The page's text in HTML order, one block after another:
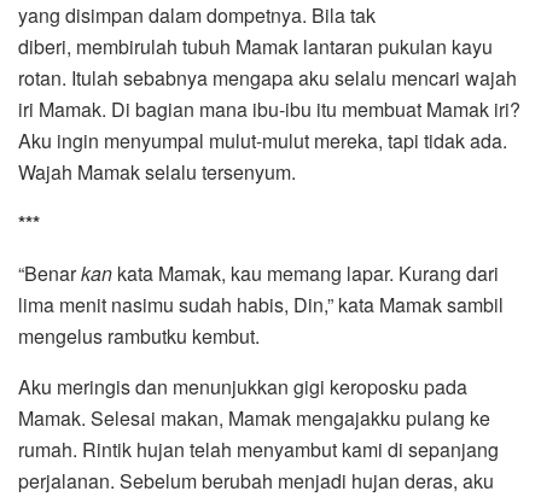
yang disimpan dalam dompetnya. Bila tak
diberi, membirulah tubuh Mamak lantaran pukulan kayu
rotan. Itulah sebabnya mengapa aku selalu mencari wajah
iri Mamak. Di bagian mana ibu-ibu itu membuat Mamak iri?
Aku ingin menyumpal mulut-mulut mereka, tapi tidak ada.
Wajah Mamak selalu tersenyum.
***
“Benarkan kata Mamak, kau memang lapar. Kurang dari
lima menit nasimu sudah habis, Din,” kata Mamak sambil
mengelus rambutku kembut.
Aku meringis dan menunjukkan gigi keroposku pada
Mamak. Selesai makan, Mamak mengajakku pulang ke
rumah. Rintik hujan telah menyambut kami di sepanjang
perjalanan. Sebelum berubah menjadi hujan deras, aku